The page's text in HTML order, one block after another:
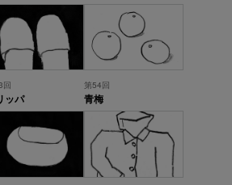
回
ッパ
第54回
青梅